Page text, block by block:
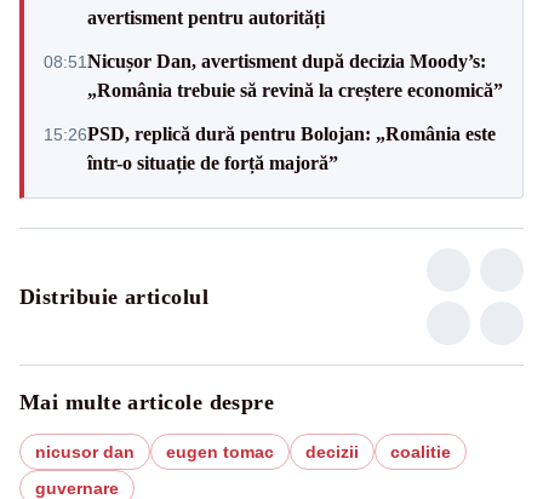
avertisment pentru autorități
08:51Nicușor Dan, avertisment după decizia Moody’s:
„România trebuie să revină la creștere economică”
15:26PSD, replică dură pentru Bolojan: „România este
într-o situație de forță majoră”
Distribuie articolul
Mai multe articole despre
nicusor dan eugen tomac decizii
coalitie
guvernare